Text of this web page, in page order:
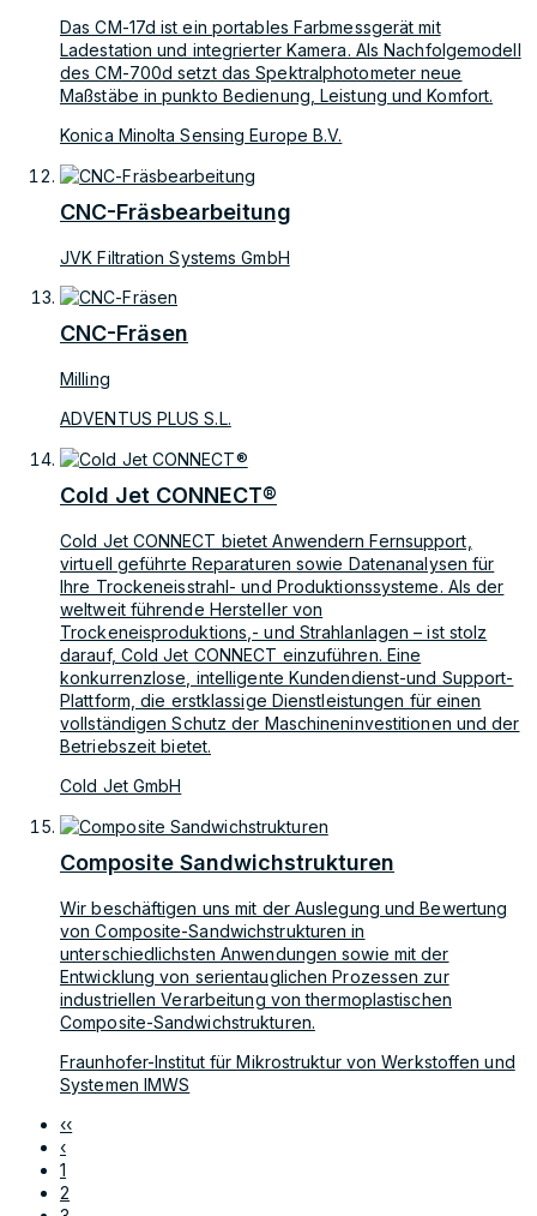
Das CM-17d ist ein portables Farbmessgerät mit
Ladestation und integrierter Kamera. Als Nachfolgemodell
des CM-700d setzt das Spektralphotometer neue
Maßstäbe in punkto Bedienung, Leistung und Komfort.
Konica Minolta Sensing Europe B.V.
CNC-Fräsbearbeitung
JVK Filtration Systems GmbH
CNC-Fräsen
Milling
ADVENTUS PLUS S.L.
Cold Jet CONNECT®
Cold Jet CONNECT bietet Anwendern Fernsupport,
virtuell geführte Reparaturen sowie Datenanalysen für
Ihre Trockeneisstrahl- und Produktionssysteme. Als der
weltweit führende Hersteller von
Trockeneisproduktions,- und Strahlanlagen – ist stolz
darauf, Cold Jet CONNECT einzuführen. Eine
konkurrenzlose, intelligente Kundendienst-und Support-
Plattform, die erstklassige Dienstleistungen für einen
vollständigen Schutz der Maschineninvestitionen und der
Betriebszeit bietet.
Cold Jet GmbH
Composite Sandwichstrukturen
Wir beschäftigen uns mit der Auslegung und Bewertung
von Composite-Sandwichstrukturen in
unterschiedlichsten Anwendungen sowie mit der
Entwicklung von serientauglichen Prozessen zur
industriellen Verarbeitung von thermoplastischen
Composite-Sandwichstrukturen.
Fraunhofer-Institut für Mikrostruktur von Werkstoffen und
Systemen IMWS
‹‹
‹
1
2